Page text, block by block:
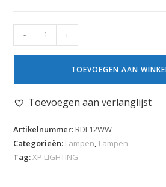
- +
TOEVOEGEN AAN
Toevoegen aan verlanglijst
Artikelnummer:RDL12WW
Categorieën: Lampen, Lampen
Tag:XP LIGHTING